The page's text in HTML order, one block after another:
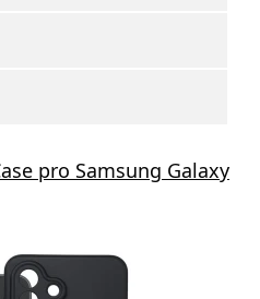
pro Samsung Galaxy